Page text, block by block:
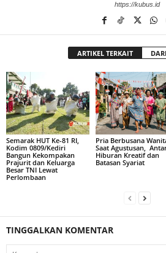
https://kubus.id
ARTIKEL TERKAIT
Semarak HUT Ke-81 RI,
Kodim 0809/Kediri
Bangun Kekompakan
Prajurit dan Keluarga
Besar TNI Lewat
Perlombaan
Pria Berbusana
Saat Agustusan,
Hiburan Kreatif dan
Batasan Syariat
TINGGALKAN KOMENTAR